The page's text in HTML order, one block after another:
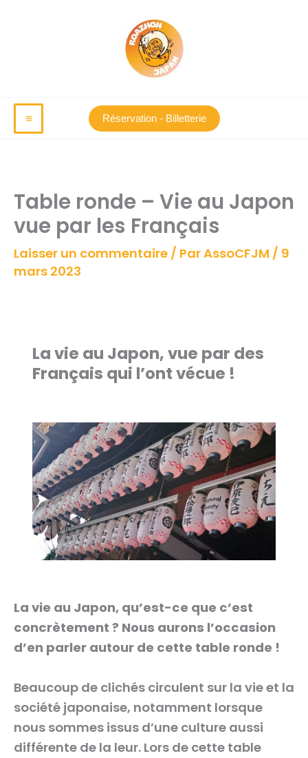
Réservation - Billetterie
Table ronde – Vie au Japon
vue par les Français
Laisser un commentaire / ParAssoCFJM / 9
mars 2023
La vie au Japon, vue par des
Français qui l’ont vécue !
La vie au Japon, qu’est-ce que c’est
concrètement ? Nous aurons l’occasion
d’en parler autour de cette table ronde !
Beaucoup de clichés circulent sur la vie et la
société japonaise, notamment lorsque
nous sommes issus d’une culture aussi
différente de la leur. Lors de cette table